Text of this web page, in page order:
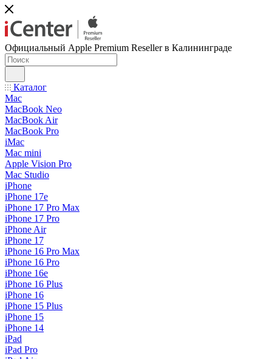
Официальный Apple Premium Reseller в Калининграде
Каталог
Mac
MacBook Neo
MacBook Air
MacBook Pro
iMac
Mac mini
Apple Vision Pro
Mac Studio
iPhone
iPhone 17e
iPhone 17 Pro Max
iPhone 17 Pro
iPhone Air
iPhone 17
iPhone 16 Pro Max
iPhone 16 Pro
iPhone 16e
iPhone 16 Plus
iPhone 16
iPhone 15 Plus
iPhone 15
iPhone 14
iPad
iPad Pro